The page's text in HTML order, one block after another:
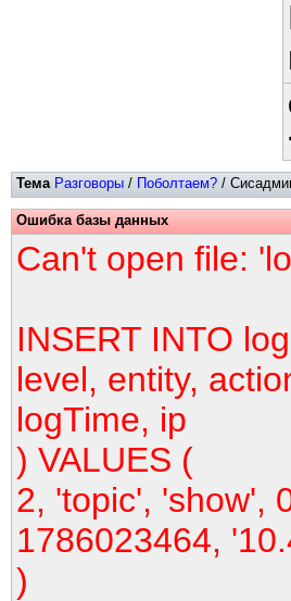
Тема Разговоры / Поболтаем? /
Ошибка базы данных
Can't open file:
INSERT INTO
level, entity,
logTime, ip
) VALUES (
2, 'topic', 'show',
1786023464,
)